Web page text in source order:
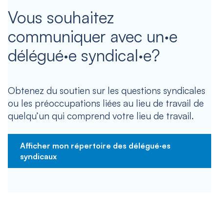
Vous souhaitez
communiquer avec un·e
délégué·e syndical·e?
Obtenez du soutien sur les questions syndicales
ou les préoccupations liées au lieu de travail de
quelqu’un qui comprend votre lieu de travail.
Afficher mon répertoire des délégué·es
syndicaux